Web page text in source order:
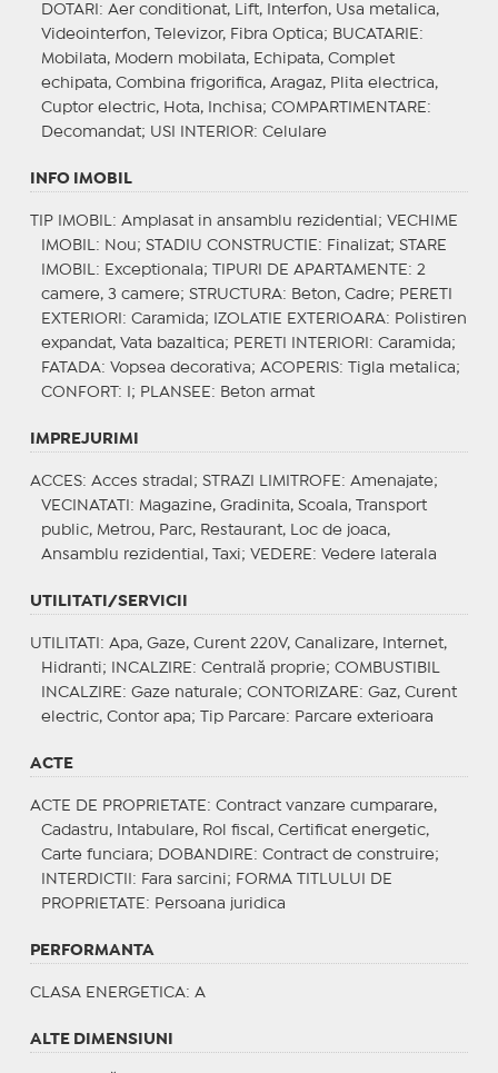
DOTARI : Aer conditionat, Lift, Interfon, Usa metalica,
Videointerfon, Televizor, Fibra Optica; BUCATARIE :
Mobilata, Modern mobilata, Echipata, Complet
echipata, Combina frigorifica, Aragaz, Plita electrica,
Cuptor electric, Hota, Inchisa; COMPARTIMENTARE :
Decomandat; USI INTERIOR: Celulare
INFO IMOBIL
TIP IMOBIL : Amplasat in ansamblu rezidential; VECHIME
IMOBIL : Nou; STADIU CONSTRUCTIE : Finalizat; STARE
IMOBIL : Exceptionala; TIPURI DE APARTAMENTE : 2
camere, 3 camere; STRUCTURA: Beton, Cadre; PERETI
EXTERIORI : Caramida; IZOLATIE EXTERIOARA: Polistiren
expandat, Vata bazaltica; PERETI INTERIORI : Caramida;
FATADA: Vopsea decorativa; ACOPERIS: Tigla metalica;
CONFORT : I; PLANSEE : Beton armat
IMPREJURIMI
ACCES: Acces stradal; STRAZI LIMITROFE : Amenajate;
VECINATATI : Magazine, Gradinita, Scoala, Transport
public, Metrou, Parc, Restaurant, Loc de joaca,
Ansamblu rezidential, Taxi; VEDERE : Vedere laterala
UTILITATI/SERVICII
UTILITATI : Apa, Gaze, Curent 220V, Canalizare, Internet,
Hidranti;
INCALZIRE : Centrală proprie; COMBUSTIBIL
INCALZIRE : Gaze naturale; CONTORIZARE : Gaz, Curent
electric, Contor apa;
Tip Parcare: Parcare exterioara
ACTE
ACTE DE PROPRIETATE : Contract vanzare cumparare,
Cadastru, Intabulare, Rol fiscal, Certificat energetic,
Carte funciara;
DOBANDIRE : Contract de construire;
INTERDICTII : Fara sarcini; FORMA TITLULUI DE
PROPRIETATE : Persoana juridica
PERFORMANTA
CLASA ENERGETICA: A
ALTE DIMENSIUNI